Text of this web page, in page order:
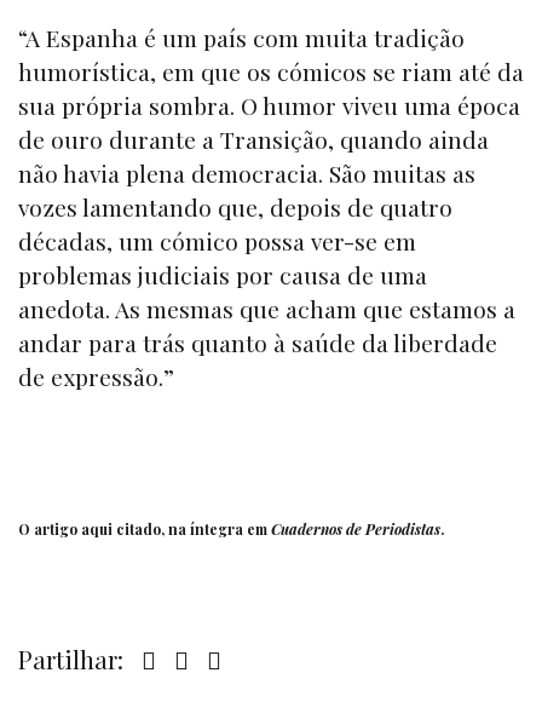
“A Espanha é um país com muita tradição
humorística, em que os cómicos se riam até da
sua própria sombra. O humor viveu uma época
de ouro durante a Transição, quando ainda
não havia plena democracia. São muitas as
vozes lamentando que, depois de quatro
décadas, um cómico possa ver-se em
problemas judiciais por causa de uma
anedota. As mesmas que acham que estamos a
andar para trás quanto à saúde da liberdade
de expressão.”
O artigo aqui citado, na íntegra emCuadernos de Periodistas.
Partilhar: